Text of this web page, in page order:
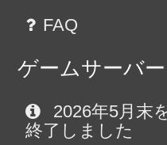
FAQ
ゲームサーバー
2026年5月末
終了しました